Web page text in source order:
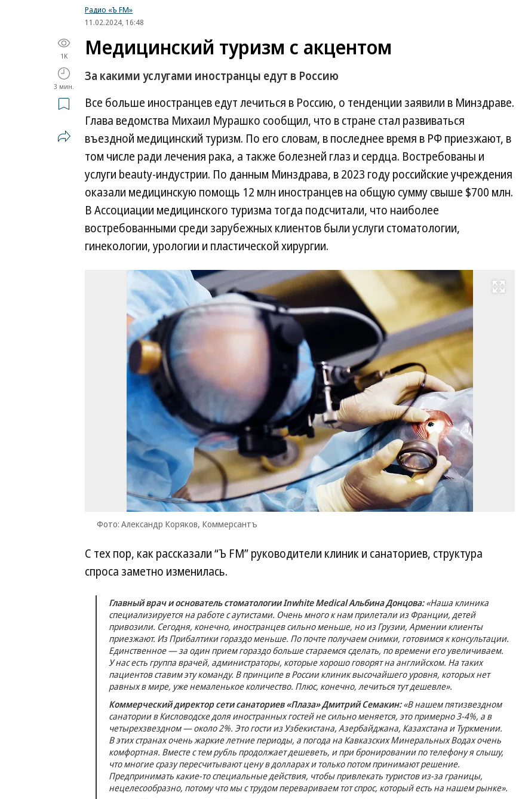
Радио «Ъ FM»
11.02.2024, 16:48
1K
3 мин.
Медицинский туризм с акцентом
За какими услугами иностранцы едут в Россию
Все больше иностранцев едут лечиться в Россию, о тенденции заявили в Минздраве.
Глава ведомства Михаил Мурашко сообщил, что в стране стал развиваться
въездной медицинский туризм. По его словам, в последнее время в РФ приезжают, в
том числе ради лечения рака, а также болезней глаз и сердца. Востребованы и
услуги beauty-индустрии. По данным Минздрава, в 2023 году российские учреждения
оказали медицинскую помощь 12 млн иностранцев на общую сумму свыше $700 млн.
В Ассоциации медицинского туризма тогда подсчитали, что наиболее
востребованными среди зарубежных клиентов были услуги стоматологии,
гинекологии, урологии и пластической хирургии.
Развернуть на весь экран
Фото: Александр Коряков, Коммерсантъ
С тех пор, как рассказали “Ъ FM” руководители клиник и санаториев, структура
спроса заметно изменилась.
Главный врач и основатель стоматологии Inwhite Medical Альбина Донцова:«Наша клиника
специализируется на работе с аутистами. Очень много к нам прилетали из Франции, детей
привозили. Сегодня, конечно, иностранцев сильно меньше, но из Грузии, Армении клиенты
приезжают. Из Прибалтики гораздо меньше. По почте получаем снимки, готовимся к консультации.
Единственное — за один прием гораздо больше стараемся сделать, по времени его увеличиваем.
У нас есть группа врачей, администраторы, которые хорошо говорят на английском. На таких
пациентов ставим эту команду. В принципе в России клиник высочайшего уровня, которых нет
равных в мире, уже немаленькое количество. Плюс, конечно, лечиться тут дешевле».
Коммерческий директор сети санаториев «Плаза» Дмитрий Семакин:«В нашем пятизвездном
санатории в Кисловодске доля иностранных гостей не сильно меняется, это примерно 3-4%, а в
четырехзвездном — около 2%. Это гости из Узбекистана, Азербайджана, Казахстана и Туркмении.
В этих странах очень жаркие летние периоды, а погода на Кавказских Минеральных Водах очень
комфортная. Вместе с тем рубль продолжает дешеветь, и при бронировании по телефону я слышу,
что многие сразу пересчитывают цену в долларах и только потом принимают решение.
Предпринимать какие-то специальные действия, чтобы привлекать туристов из-за границы,
нецелесообразно, потому что мы с трудом перевариваем тот спрос, который есть на нашем рынке».